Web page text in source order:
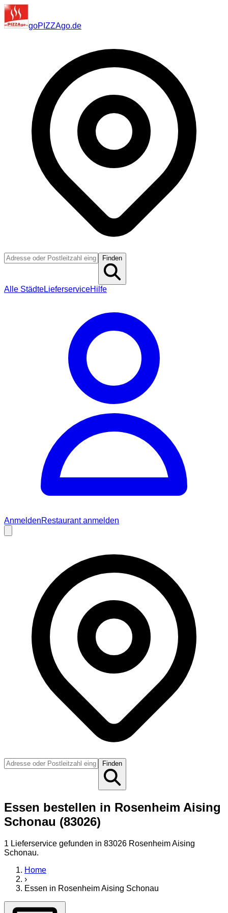
goPIZZAgo.de
Finden
Alle StädteLieferserviceHilfe
AnmeldenRestaurant anmelden
Finden
Essen bestellen in Rosenheim Aising
Schonau (83026)
1 Lieferservice gefunden in 83026 Rosenheim Aising
Schonau.
Home
›
Essen in Rosenheim Aising Schonau